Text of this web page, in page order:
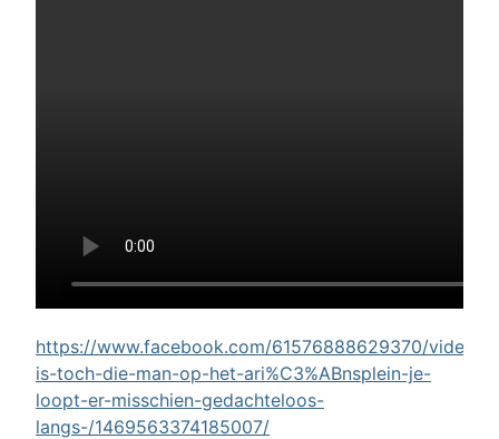
https://www.facebook.com/61576888629370/videos/
is-toch-die-man-op-het-ari%C3%ABnsplein-je-
loopt-er-misschien-gedachteloos-
langs-/1469563374185007/